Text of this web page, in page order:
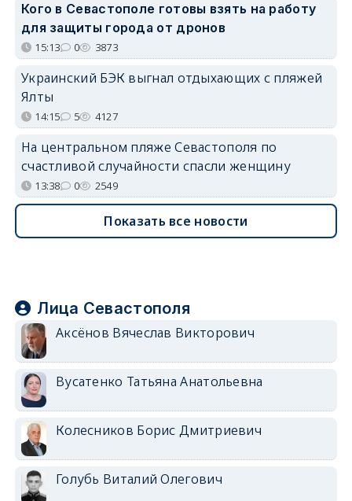
Кого в Севастополе готовы взять на работу
для защиты города от дронов
15:13 0 3873
Украинский БЭК выгнал отдыхающих с пляжей
Ялты
14:15 5 4127
На центральном пляже Севастополя по
счастливой случайности спасли женщину
13:38 0 2549
Показать все новости
Лица Севастополя
Аксёнов Вячеслав Викторович
Вусатенко Татьяна Анатольевна
Колесников Борис Дмитриевич
Голубь Виталий Олегович